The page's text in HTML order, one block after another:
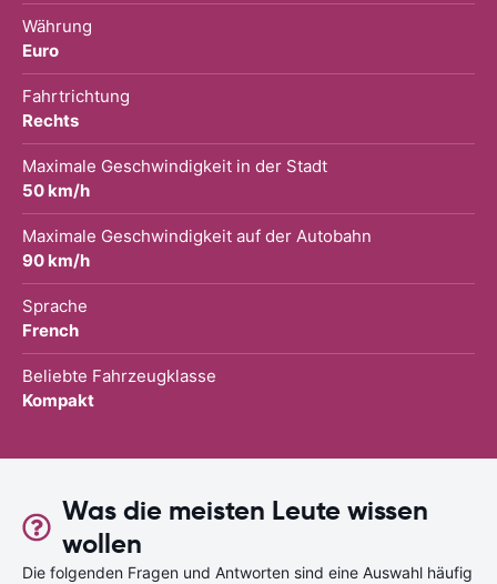
Währung
Euro
Fahrtrichtung
Rechts
Maximale Geschwindigkeit in der Stadt
50 km/h
Maximale Geschwindigkeit auf der Autobahn
90 km/h
Sprache
French
Beliebte Fahrzeugklasse
Kompakt
Was die meisten Leute wissen
wollen
Die folgenden Fragen und Antworten sind eine Auswahl häufig